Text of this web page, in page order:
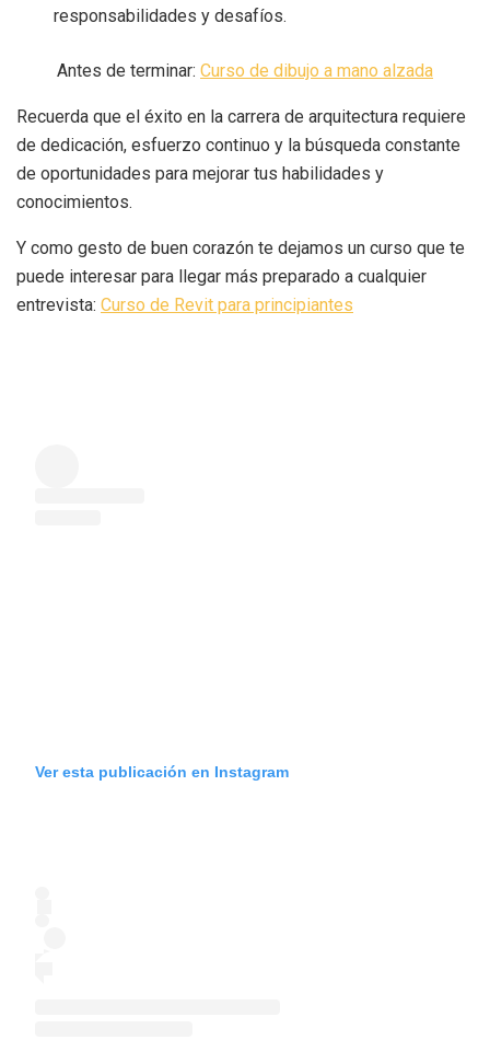
responsabilidades y desafíos.
Antes de terminar: Curso de dibujo a mano alzada
Recuerda que el éxito en la carrera de arquitectura requiere
de dedicación, esfuerzo continuo y la búsqueda constante
de oportunidades para mejorar tus habilidades y
conocimientos.
Y como gesto de buen corazón te dejamos un curso que te
puede interesar para llegar más preparado a cualquier
entrevista: Curso de Revit para principiantes
Ver esta publicación en Instagram